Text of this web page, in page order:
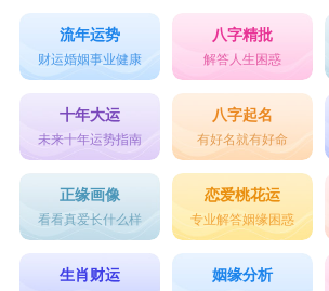
流年运势
财运婚姻事业健康
八字精批
解答人生困惑
十年大运
未来十年运势指南
八字起名
有好名就有好命
正缘画像
看看真爱长什么样
恋爱桃花运
专业解答姻缘困惑
生肖财运 姻缘分析